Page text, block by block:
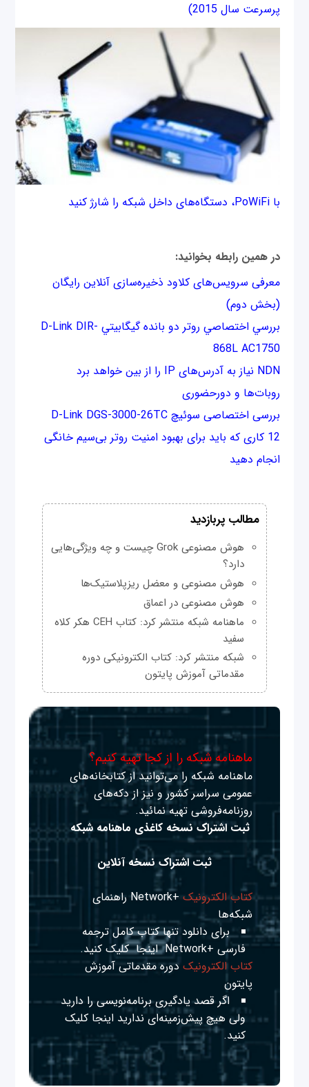
پرسرعت سال 2015)
با PoWiFi، دستگاه‌های داخل شبکه را شارژ کنید
در همین رابطه بخوانید:
معرفی سرویس‌های کلاود ذخیره‌سازی آنلاین رایگان
(بخش دوم)
بررسي اختصاصي روتر دو بانده گيگابيتي D-Link DIR-
868L AC1750
NDN نیاز به آدرس‌های IP را از بین خواهد برد
روبات‌ها و دورحضوری
بررسی اختصاصی سوئیچ D-Link DGS-3000-26TC
12 کاری که باید برای بهبود امنیت روتر بی‌سیم خانگی
انجام دهید
مطالب پربازدید
هوش مصنوعی Grok چیست و چه ویژگی‌هایی
دارد؟
هوش مصنوعی و معضل ریزپلاستیک‌ها
هوش مصنوعی در اعماق
ماهنامه شبکه منتشر کرد: کتاب CEH هکر کلاه
سفید
شبکه منتشر کرد: کتاب الکترونیکی دوره
مقدماتی آموزش پایتون
ماهنامه شبکه را از کجا تهیه کنیم؟
ماهنامه شبکه را می‌توانید از کتابخانه‌های
عمومی سراسر کشور و نیز از دکه‌های
روزنامه‌فروشی تهیه نمائید.
ثبت اشتراک نسخه کاغذی ماهنامه شبکه
ثبت اشتراک نسخه آنلاین
کتاب الکترونیک
+Network راهنمای
شبکه‌ها
برای دانلود تنها کتاب کامل ترجمه
فارسی +Network
اینجا کلیک کنید.
کتاب الکترونیک دوره مقدماتی آموزش
پایتون
اگر قصد یادگیری برنامه‌نویسی را دارید
ولی هیچ پیش‌زمینه‌ای نداریداینجا کلیک
کنید.